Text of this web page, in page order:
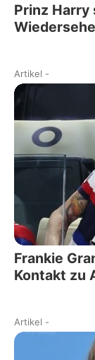
Prinz
Artikel -
Frankie
Kontakt zu
Artikel -